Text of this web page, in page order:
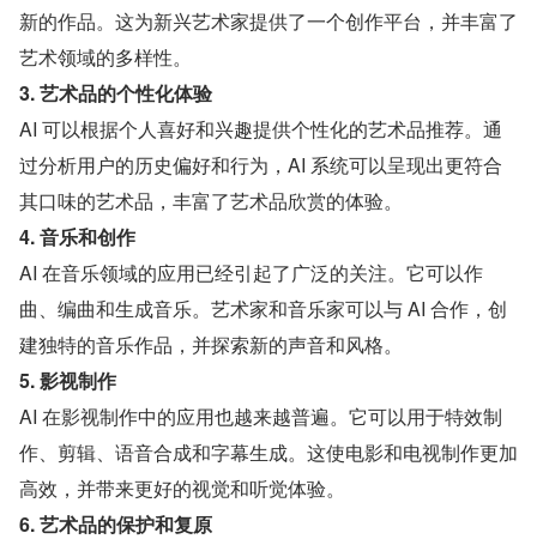
新的作品。这为新兴艺术家提供了一个创作平台，并丰富了
艺术领域的多样性。
3. 艺术品的个性化体验
AI 可以根据个人喜好和兴趣提供个性化的艺术品推荐。通
过分析用户的历史偏好和行为，AI 系统可以呈现出更符合
其口味的艺术品，丰富了艺术品欣赏的体验。
4. 音乐和创作
AI 在音乐领域的应用已经引起了广泛的关注。它可以作
曲、编曲和生成音乐。艺术家和音乐家可以与 AI 合作，创
建独特的音乐作品，并探索新的声音和风格。
5. 影视制作
AI 在影视制作中的应用也越来越普遍。它可以用于特效制
作、剪辑、语音合成和字幕生成。这使电影和电视制作更加
高效，并带来更好的视觉和听觉体验。
6. 艺术品的保护和复原